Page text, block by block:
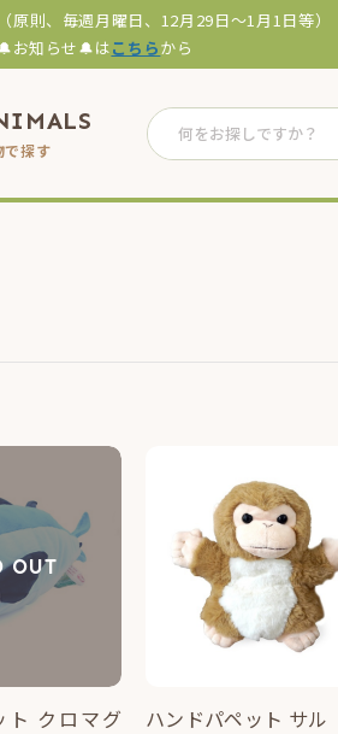
則、毎週月曜日、12月29日～1月1日等）
お知らせ🔔はこちらから
で探す
OUT
ト クロマグ
ハンドパペット サル